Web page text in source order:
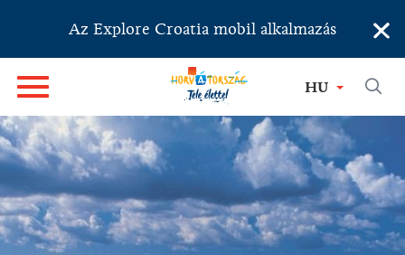
Az Explore Croatia mobil alkalmazás ×
HU